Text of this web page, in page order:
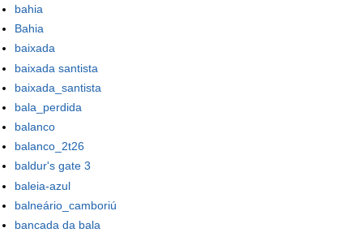
bahia
Bahia
baixada
baixada santista
baixada_santista
bala_perdida
balanco
balanco_2t26
baldur's gate 3
baleia-azul
balneário_camboriú
bancada da bala